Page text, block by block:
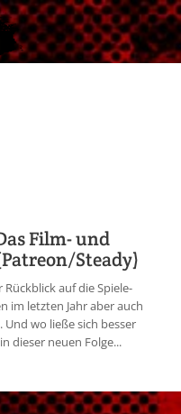
Film- und
Steady)
auf die Spiele-
im letzten Jahr aber auch
wo ließe sich besser
dieser neuen Folge...